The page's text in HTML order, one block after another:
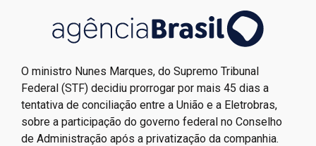
O ministro Nunes Marques, do Supremo Tribunal
Federal (STF) decidiu prorrogar por mais 45 dias a
tentativa de conciliação entre a União e a Eletrobras,
sobre a participação do governo federal no Conselho
de Administração após a privatização da companhia.